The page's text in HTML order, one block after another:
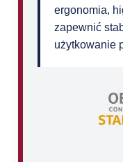
ergonomia,
zapewnić
użytkowanie